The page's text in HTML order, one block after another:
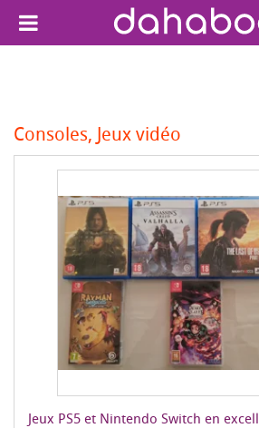
Consoles, Jeux vidéo
Jeux PS5 et Nintendo Switch en